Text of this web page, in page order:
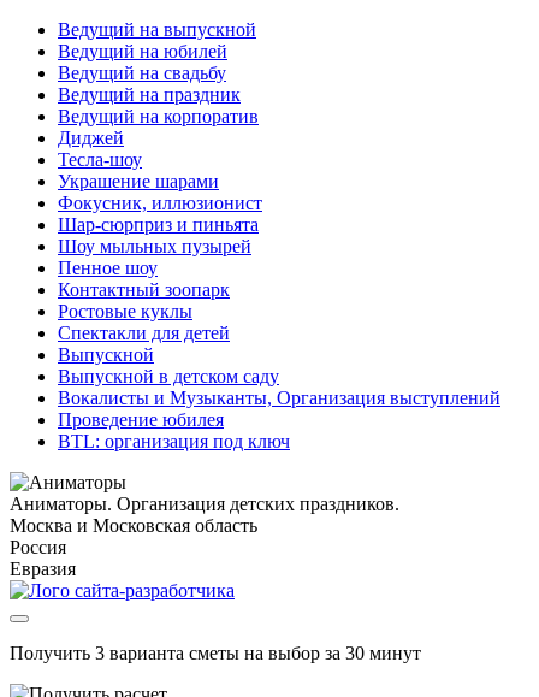
Ведущий на выпускной
Ведущий на юбилей
Ведущий на свадьбу
Ведущий на праздник
Ведущий на корпоратив
Диджей
Тесла-шоу
Украшение шарами
Фокусник, иллюзионист
Шар-сюрприз и пиньята
Шоу мыльных пузырей
Пенное шоу
Контактный зоопарк
Ростовые куклы
Спектакли для детей
Выпускной
Выпускной в детском саду
Вокалисты и Музыканты, Организация выступлений
Проведение юбилея
BTL: организация под ключ
Аниматоры. Организация детских праздников.
Москва и Московская область
Россия
Евразия
Получить 3 варианта сметы на выбор за 30 минут